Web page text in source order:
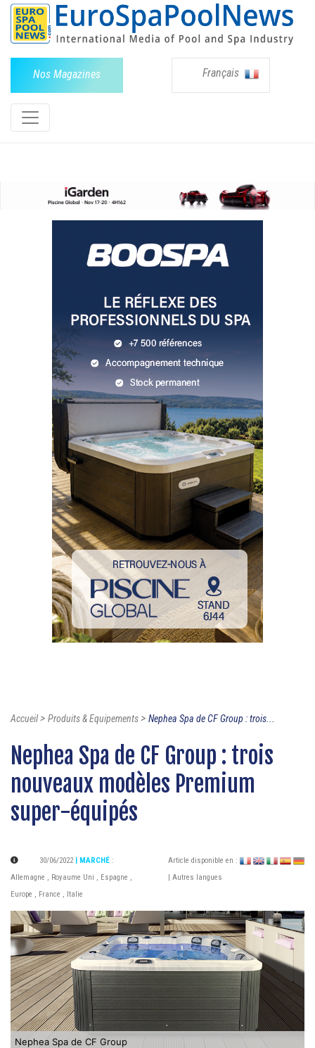
Nos Magazines Français
Accueil> Produits & Equipements> Nephea Spa de CF Group : trois...
Nephea Spa de CF Group : trois
nouveaux modèles Premium
super-équipés
30/06/2022 | MARCHÉ :
Allemagne , Royaume Uni , Espagne ,
Europe , France , Italie
Article disponible en :
| Autres langues
Nephea Spa de CF Group